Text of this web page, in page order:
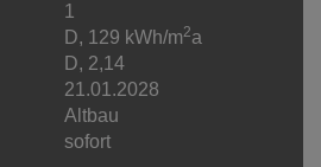
1
D, 129 kWh/m2a
D, 2,14
21.01.2028
Altbau
sofort